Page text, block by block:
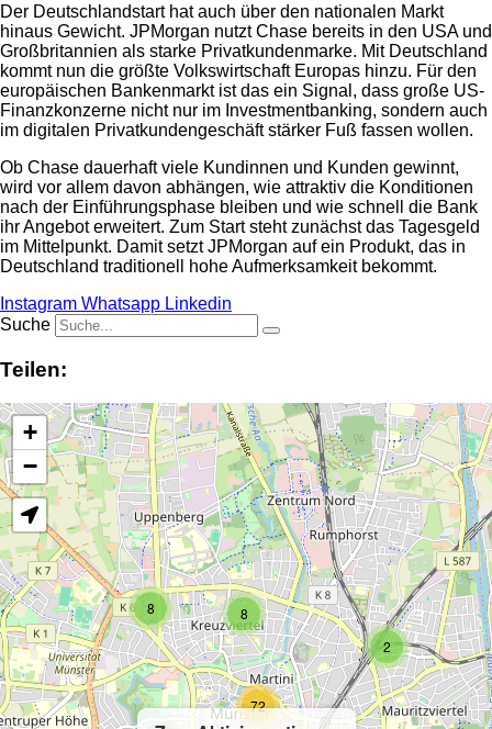
Der Deutschlandstart hat auch über den nationalen Markt
hinaus Gewicht. JPMorgan nutzt Chase bereits in den USA und
Großbritannien als starke Privatkundenmarke. Mit Deutschland
kommt nun die größte Volkswirtschaft Europas hinzu. Für den
europäischen Bankenmarkt ist das ein Signal, dass große US-
Finanzkonzerne nicht nur im Investmentbanking, sondern auch
im digitalen Privatkundengeschäft stärker Fuß fassen wollen.
Ob Chase dauerhaft viele Kundinnen und Kunden gewinnt,
wird vor allem davon abhängen, wie attraktiv die Konditionen
nach der Einführungsphase bleiben und wie schnell die Bank
ihr Angebot erweitert. Zum Start steht zunächst das Tagesgeld
im Mittelpunkt. Damit setzt JPMorgan auf ein Produkt, das in
Deutschland traditionell hohe Aufmerksamkeit bekommt.
Instagram Whatsapp Linkedin
Suche
Teilen:
2
8 8
72
+
−